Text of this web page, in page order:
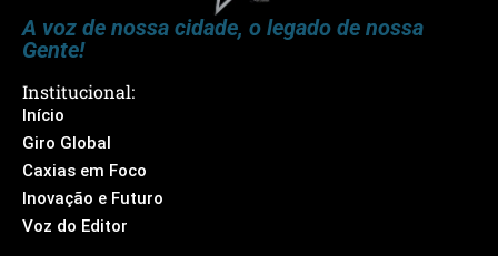
A voz de nossa cidade, o legado de nossa
Gente!
Institucional:
Início
Giro Global
Caxias em Foco
Inovação e Futuro
Voz do Editor